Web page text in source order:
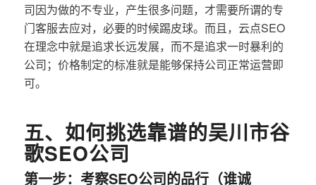
司因为做的不专业，产生很多问题，才需要所谓的专
门客服去应对，必要的时候踢皮球。而且，云点SEO
在理念中就是追求长远发展，而不是追求一时暴利的
公司；价格制定的标准就是能够保持公司正常运营即
可。
五、如何挑选靠谱的吴川市谷
歌SEO公司
第一步：考察SEO公司的品行（谁诚